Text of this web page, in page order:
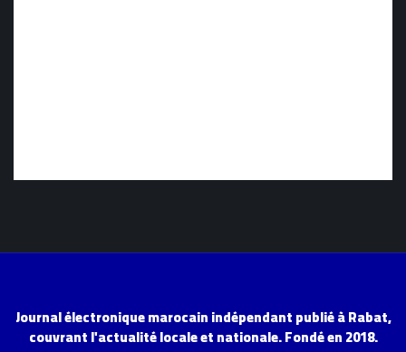
Journal électronique marocain indépendant publié à Rabat,
couvrant l'actualité locale et nationale. Fondé en 2018.